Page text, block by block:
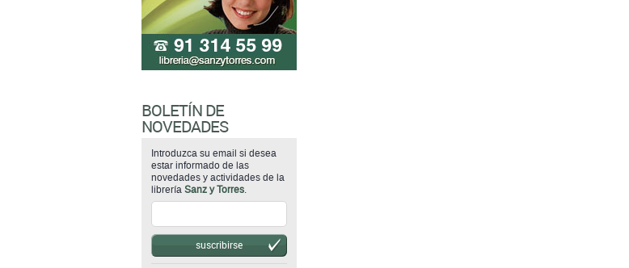
BOLETÍN DE
NOVEDADES
Introduzca su email si desea
estar informado de las
novedades y actividades de la
librería Sanz y Torres.
suscribirse